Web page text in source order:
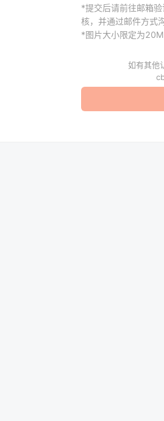
*提交后请前往邮箱
核，并通过邮件方式
*图片大小限定为
如有其他